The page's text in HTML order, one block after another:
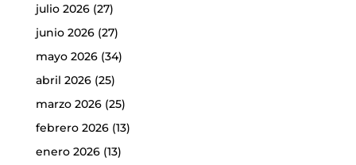
julio 2026(27)
junio 2026(27)
mayo 2026(34)
abril 2026(25)
marzo 2026(25)
febrero 2026(13)
enero 2026(13)